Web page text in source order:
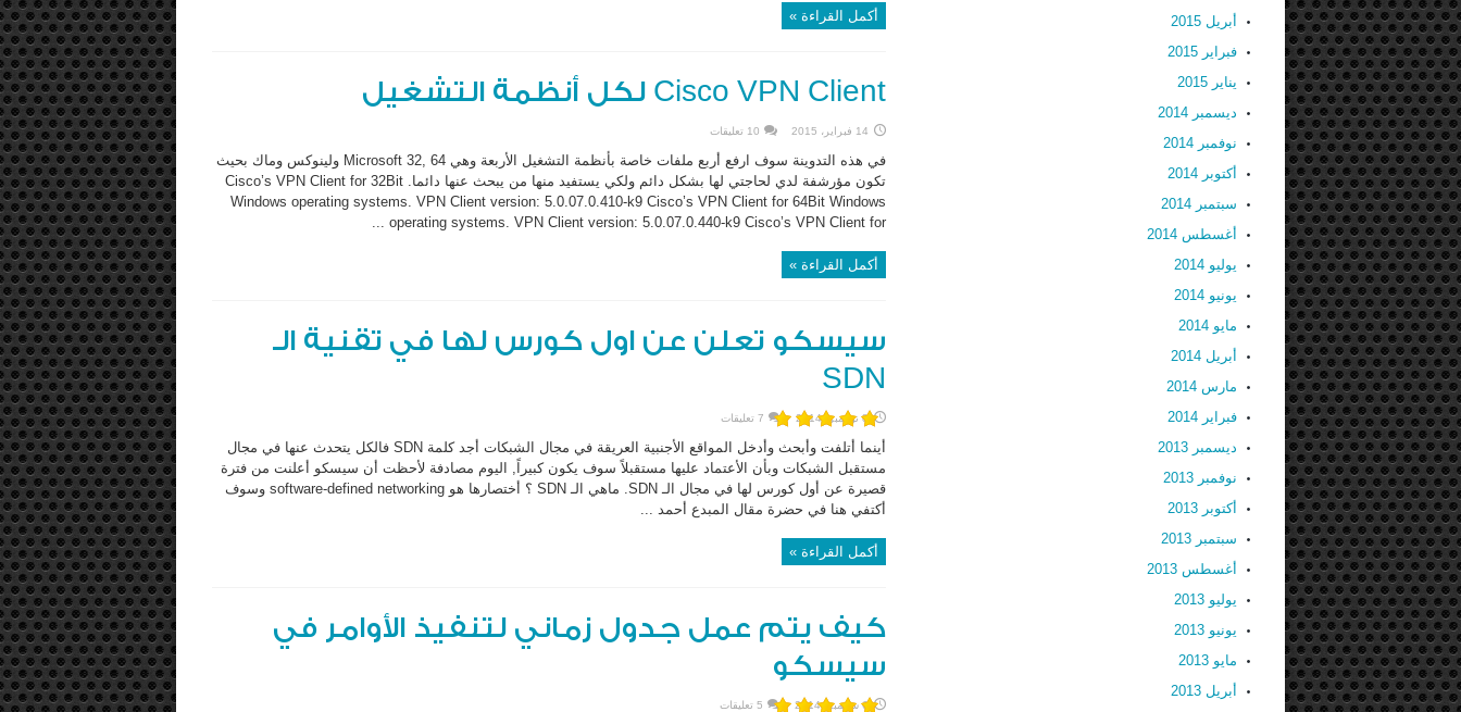
أكمل القراءة »
Cisco VPN Client لكل أنظمة التشغيل
14 فبراير، 2015 10 تعليقات
في هذه التدوينة سوف ارفع أربع ملفات خاصة بأنظمة التشغيل الأربعة وهي Microsoft 32, 64 ولينوكس وماك بحيث
تكون مؤرشفة لدي لحاجتي لها بشكل دائم ولكي يستفيد منها من يبحث عنها دائما. Cisco’s VPN Client for 32Bit
Windows operating systems. VPN Client version: 5.0.07.0.410-k9 Cisco’s VPN Client for 64Bit Windows
operating systems. VPN Client version: 5.0.07.0.440-k9 Cisco’s VPN Client for ...
أكمل القراءة »
سيسكو تعلن عن اول كورس لها في تقنية الـ
SDN
8 نوفمبر، 2014 7 تعليقات
أينما أتلفت وأبحث وأدخل المواقع الأجنبية العريقة في مجال الشبكات أجد كلمة SDN فالكل يتحدث عنها في مجال
مستقبل الشبكات وبأن الأعتماد عليها مستقبلاً سوف يكون كبيراً, اليوم مصادفة لأحظت أن سيسكو أعلنت من فترة
قصيرة عن أول كورس لها في مجال الـ SDN. ماهي الـ SDN ؟ أختصارها هو software-defined networking وسوف
أكتفي هنا في حضرة مقال المبدع أحمد ...
أكمل القراءة »
كيف يتم عمل جدول زماني لتنفيذ الأوامر في
سيسكو
6 سبتمبر، 2014 5 تعليقات
أبريل 2015
فبراير 2015
يناير 2015
ديسمبر 2014
نوفمبر 2014
أكتوبر 2014
سبتمبر 2014
أغسطس 2014
يوليو 2014
يونيو 2014
مايو 2014
أبريل 2014
مارس 2014
فبراير 2014
ديسمبر 2013
نوفمبر 2013
أكتوبر 2013
سبتمبر 2013
أغسطس 2013
يوليو 2013
يونيو 2013
مايو 2013
أبريل 2013